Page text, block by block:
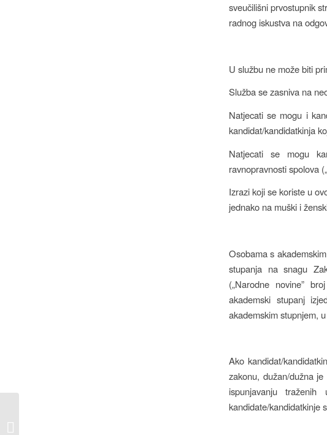
sveučilišni prvostupnik
radnog iskustva na
U službu ne može biti
Služba se zasniva na
Natjecati se mogu i
kandidat/kandidatkinja
Natjecati se mogu
ravnopravnosti spolova
Izrazi koji se koriste u
jednako na muški i
Osobama s
stupanja na snagu
(„Narodne novine”
akademski stupanj
akademskim stupnjem,
Ako kandidat/
zakonu, dužan/dužna
ispunjavanju
kandidate/kandidatkinje